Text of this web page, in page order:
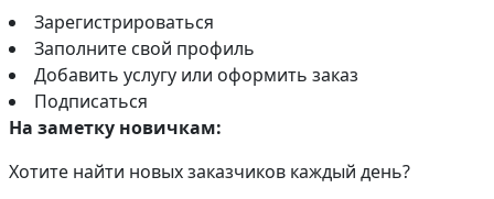
Зарегистрироваться
Заполните свой профиль
Добавить услугу или оформить заказ
Подписаться
На заметку новичкам:
Хотите найти новых заказчиков каждый день?